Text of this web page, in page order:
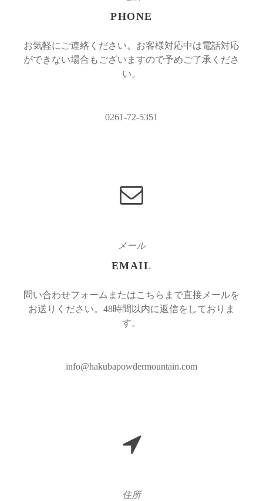
PHONE
お気軽にご連絡ください。お客様対応中は電話対応
ができない場合もございますので予めご了承くださ
い。
0261-72-5351
メール
EMAIL
問い合わせフォームまたはこちらまで直接メールを
お送りください。48時間以内に返信をしておりま
す。
info@hakubapowdermountain.com
住所